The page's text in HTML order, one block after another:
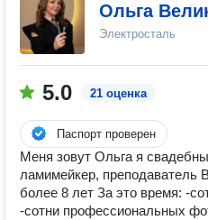
Ольга
Электросталь
5.0 21 оценка
Паспорт проверен
Меня зовут Ольга я
ламимейкер, преподаватель
более 8 лет За это время: -
-сотни профессиональных